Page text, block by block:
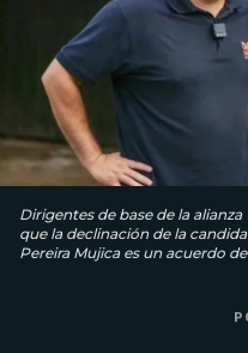
Dirigentes de base de la
que la declinación de la
Pereira Mujica es un acuerdo